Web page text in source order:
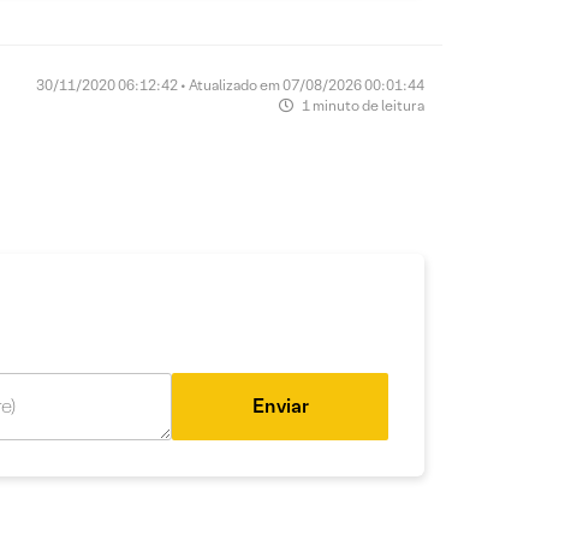
30/11/2020 06:12:42 • Atualizado em 07/08/2026 00:01:44
1 minuto de leitura
Enviar